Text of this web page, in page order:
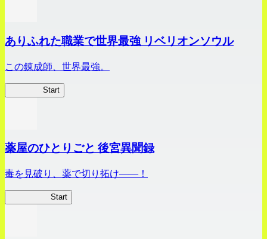
ありふれた職業で世界最強 リベリオンソウル
この錬成師、世界最強。
Start
薬屋のひとりごと 後宮異聞録
毒を見破り、薬で切り拓け――！
Start